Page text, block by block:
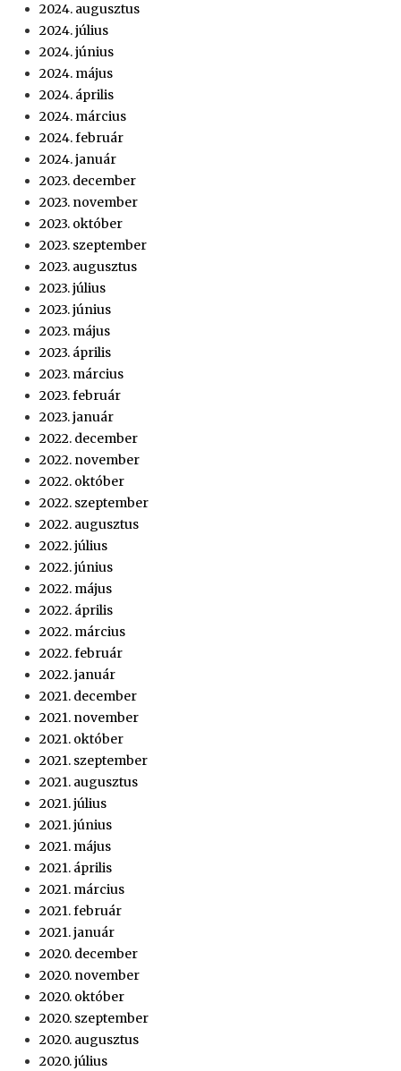
2024. augusztus
2024. július
2024. június
2024. május
2024. április
2024. március
2024. február
2024. január
2023. december
2023. november
2023. október
2023. szeptember
2023. augusztus
2023. július
2023. június
2023. május
2023. április
2023. március
2023. február
2023. január
2022. december
2022. november
2022. október
2022. szeptember
2022. augusztus
2022. július
2022. június
2022. május
2022. április
2022. március
2022. február
2022. január
2021. december
2021. november
2021. október
2021. szeptember
2021. augusztus
2021. július
2021. június
2021. május
2021. április
2021. március
2021. február
2021. január
2020. december
2020. november
2020. október
2020. szeptember
2020. augusztus
2020. július